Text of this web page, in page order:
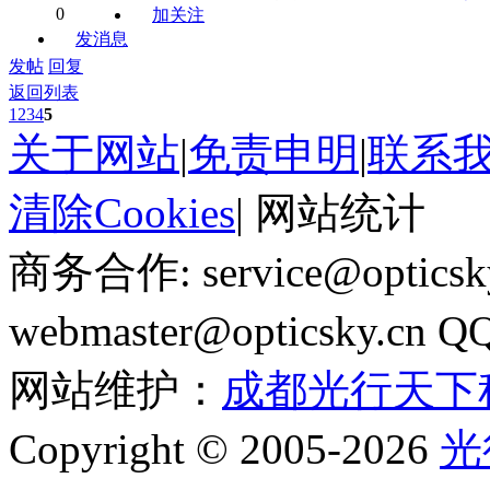
0
加关注
发消息
发帖 回复
返回列表
1 2345
关于网站|免责申明 |联系
清除Cookies| 网站统计
商务合作:
webmaster@opticsky.cn
网站维护： 成都光行天
Copyright © 2005-2026